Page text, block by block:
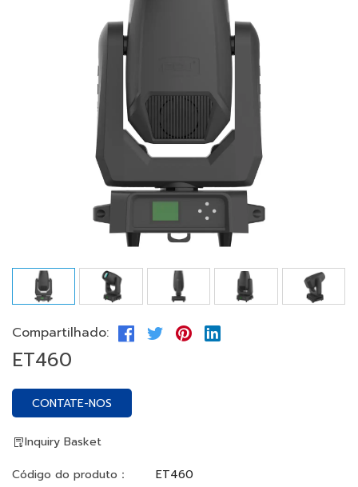
Compartilhado:
ET460
CONTATE-NOS
Inquiry Basket
Código do produto：
ET460